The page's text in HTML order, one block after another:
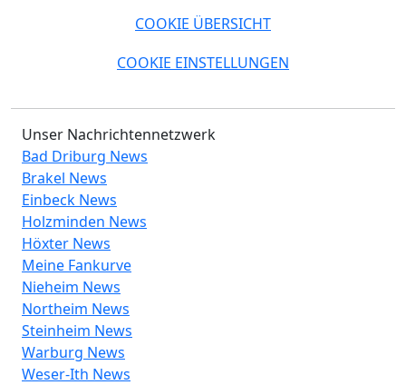
COOKIE ÜBERSICHT
COOKIE EINSTELLUNGEN
Unser Nachrichtennetzwerk
Bad Driburg News
Brakel News
Einbeck News
Holzminden News
Höxter News
Meine Fankurve
Nieheim News
Northeim News
Steinheim News
Warburg News
Weser-Ith News